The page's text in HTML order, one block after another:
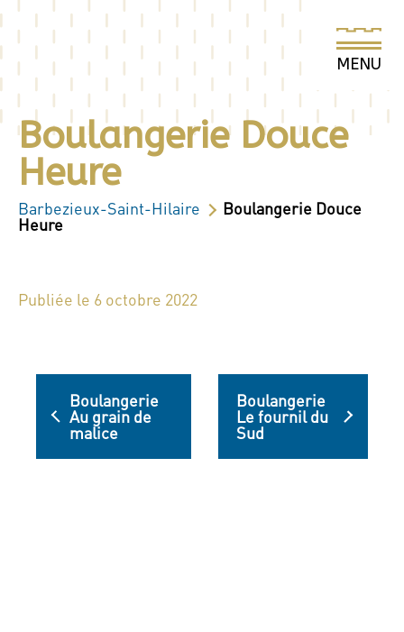
Boulangerie Douce
Heure
Barbezieux-Saint-Hilaire Boulangerie Douce
Heure
Publiée le 6 octobre 2022
Boulangerie
Au grain de
malice
Boulangerie
Le fournil du
Sud